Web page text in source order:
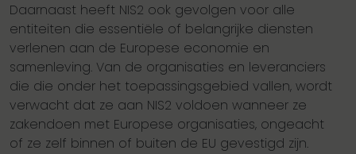
Daarnaast heeft NIS2 ook gevolgen voor alle
entiteiten die essentiële of belangrijke diensten
verlenen aan de Europese economie en
samenleving. Van de organisaties en leveranciers
die die onder het toepassingsgebied vallen, wordt
verwacht dat ze aan NIS2 voldoen wanneer ze
zakendoen met Europese organisaties, ongeacht
of ze zelf binnen of buiten de EU gevestigd zijn.